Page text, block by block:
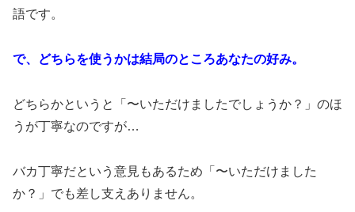
語です。
で、どちらを使うかは結局のところあなたの好み。
どちらかというと「〜いただけましたでしょうか？」のほ
うが丁寧なのですが…
バカ丁寧だという意見もあるため「〜いただけました
か？」でも差し支えありません。